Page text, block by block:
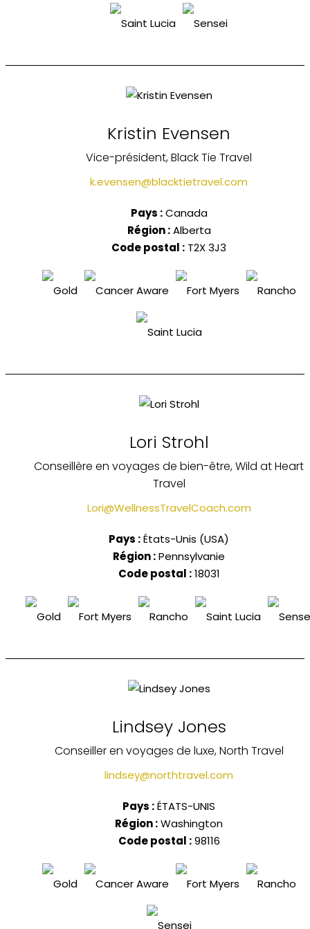
Kristin Evensen
Vice-président, Black Tie Travel
k.evensen@blacktietravel.com
Pays : Canada
Région : Alberta
Code postal : T2X 3J3
Lori Strohl
Conseillère en voyages de bien-être, Wild at Heart
Travel
Lori@WellnessTravelCoach.com
Pays :États-Unis (USA)
Région :Pennsylvanie
Code postal : 18031
Lindsey Jones
Conseiller en voyages de luxe, North Travel
lindsey@northtravel.com
Pays :ÉTATS-UNIS
Région :Washington
Code postal : 98116